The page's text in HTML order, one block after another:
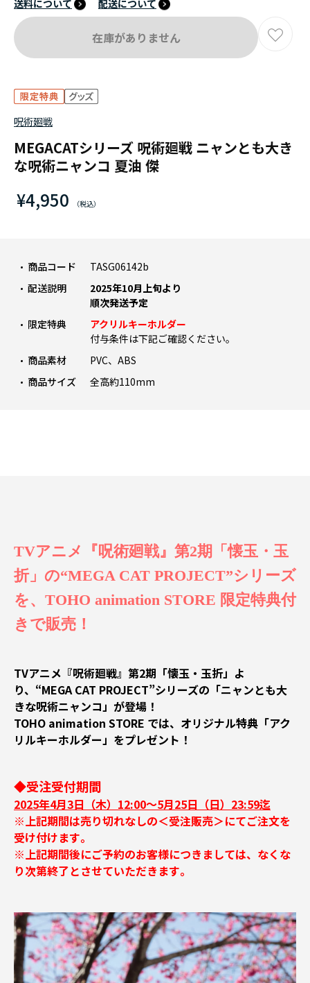
呪術廻戦
MEGACATシリーズ 呪術廻戦 ニャンとも大き
な呪術ニャンコ 夏油 傑
¥4,950
商品コード
TASG06142b
配送説明
2025年10月上旬より
順次発送予定
限定特典
アクリルキーホルダー
付与条件は下記ご確認ください。
商品素材
PVC、ABS
商品サイズ
全高約110mm
送料について 配送について
在庫がありません
TVアニメ『呪術廻戦』第2期「懐玉・玉
折」の“MEGA CAT PROJECT”シリーズ
を、TOHO animation STORE 限定特典付
きで販売！
TVアニメ『呪術廻戦』第2期「懐玉・玉折」よ
り、“MEGA CAT PROJECT”シリーズの「ニャンとも大
きな呪術ニャンコ」が登場！
TOHO animation STORE では、オリジナル特典「アク
リルキーホルダー」をプレゼント！
◆受注受付期間
2025年4月3日（木）12:00～5月25日（日）23:59迄
※上記期間は売り切れなしの＜受注販売＞にてご注文を
受け付けます｡
※上記期間後にご予約のお客様につきましては、なくな
り次第終了とさせていただきます｡